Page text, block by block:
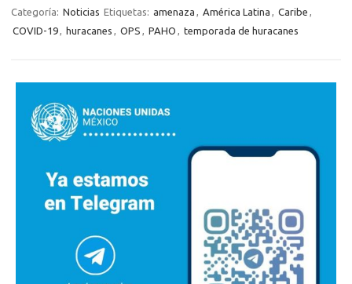
Categoría: Noticias Etiquetas: amenaza , América Latina , Caribe ,
COVID-19, huracanes , OPS , PAHO , temporada de huracanes